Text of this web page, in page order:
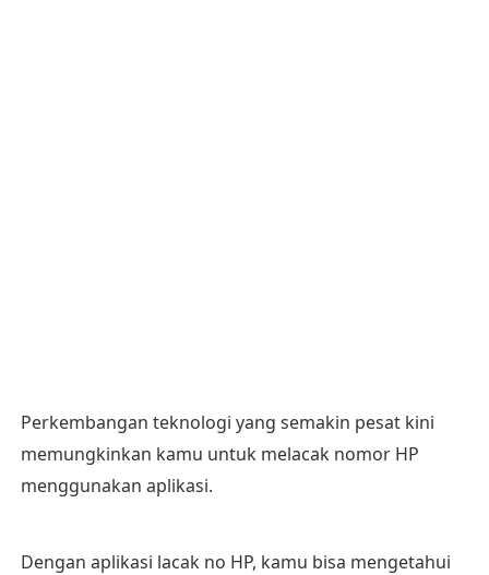
Perkembangan teknologi yang semakin pesat kini
memungkinkan kamu untuk melacak nomor HP
menggunakan aplikasi.
Dengan aplikasi lacak no HP, kamu bisa mengetahui